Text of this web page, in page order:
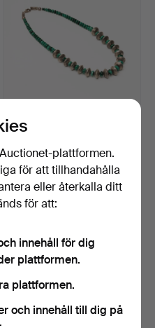
HALSBAND, malakiter och
tenn, 1900-talets …
Klubbades 28 feb 2025
2 bud
43 USD
plattformen.
för att tillhandahålla
eller återkalla ditt
för att:
innehåll för dig
plattformen.
plattformen.
och innehåll till dig på